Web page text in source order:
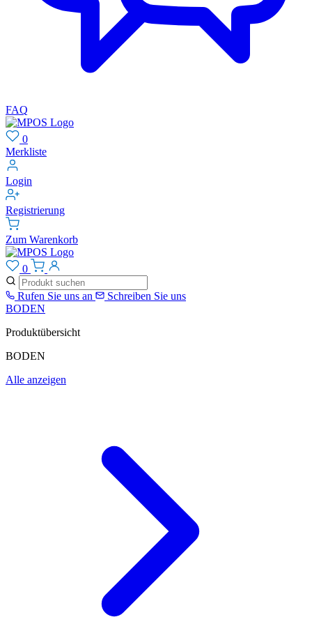
FAQ
0
Merkliste
Login
Registrierung
Zum Warenkorb
0
Rufen Sie uns an
Schreiben Sie uns
BODEN
Produktübersicht
BODEN
Alle anzeigen